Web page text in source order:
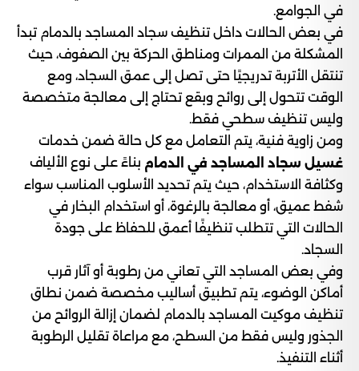
في الجوامع.
في بعض الحالات داخل تنظيف سجاد المساجد بالدمام تبدأ
المشكلة من الممرات ومناطق الحركة بين الصفوف، حيث
تنتقل الأتربة تدريجيًا حتى تصل إلى عمق السجاد، ومع
الوقت تتحول إلى روائح وبقع تحتاج إلى معالجة متخصصة
وليس تنظيف سطحي فقط.
ومن زاوية فنية، يتم التعامل مع كل حالة ضمن خدمات
غسيل سجاد المساجد في الدمام بناءً على نوع الألياف
وكثافة الاستخدام، حيث يتم تحديد الأسلوب المناسب سواء
شفط عميق، أو معالجة بالرغوة، أو استخدام البخار في
الحالات التي تتطلب تنظيفًا أعمق للحفاظ على جودة
السجاد.
وفي بعض المساجد التي تعاني من رطوبة أو آثار قرب
أماكن الوضوء، يتم تطبيق أساليب مخصصة ضمن نطاق
تنظيف موكيت المساجد بالدمام لضمان إزالة الروائح من
الجذور وليس فقط من السطح، مع مراعاة تقليل الرطوبة
أثناء التنفيذ.